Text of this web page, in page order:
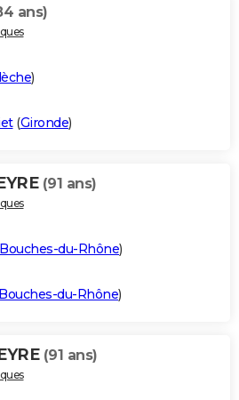
ans)
)
(Gironde)
(91 ans)
Bouches-du-Rhône)
du-Rhône)
(91 ans)